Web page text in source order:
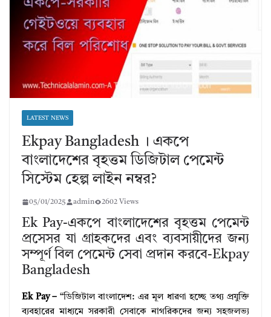
LATEST NEWS
Ekpay Bangladesh । একপে
বাংলাদেশের বৃহত্তম ডিজিটাল পেমেন্ট
সিস্টেম হেল্প লাইন নম্বর?
05/01/2025 admin 2602 Views
Ek Pay-একপে বাংলাদেশের বৃহত্তম পেমেন্ট
প্রসেসর যা গ্রাহকদের এবং ব্যবসায়ীদের জন্য
সম্পূর্ণ বিল পেমেন্ট সেবা প্রদান করবে-Ekpay
Bangladesh
Ek Pay – “ডিজিটাল বাংলাদেশ: এর মূল ধারণা হচ্ছে তথ্য প্রযুক্তি
ব্যবহারের মাধ্যমে সরকারী সেবাকে নাগরিকদের জন্য সহজলভ্য